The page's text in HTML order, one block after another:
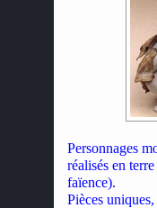
Personnages
réalisés en
faïence).
Pièces